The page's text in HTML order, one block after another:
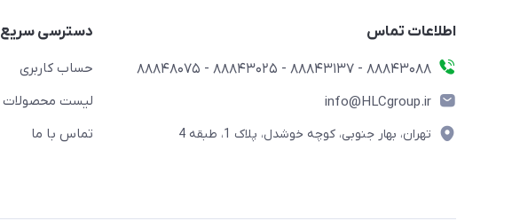
اطلاعات تماس
88843088 - 88843137 - 88843025 - 88848075
info@HLCgroup.ir
تهران، بهار جنوبی، کوچه خوشدل، پلاک 1، طبقه 4
دسترسی سریع
حساب کاربری
لیست محصولات
تماس با ما